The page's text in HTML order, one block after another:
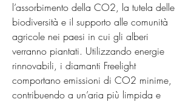
l’assorbimento della CO2, la tutela delle
biodiversità e il supporto alle comunità
agricole nei paesi in cui gli alberi
verranno piantati. Utilizzando energie
rinnovabili, i diamanti Freelight
comportano emissioni di CO2 minime,
contribuendo a un’aria più limpida e